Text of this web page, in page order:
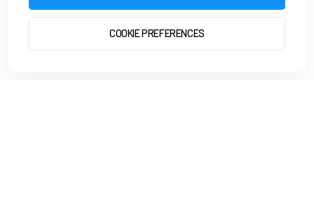
COOKIE PREFERENCES